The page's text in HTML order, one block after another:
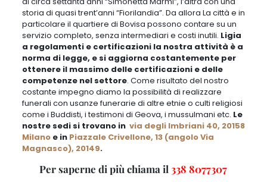
storia di quasi trent’anni “Fiorilandia”. Da allora La città e in
particolare il quartiere di Bovisa possono contare su un
servizio completo, senza intermediari e costi inutili. Ligia
a regolamenti e certificazioni la nostra attività è a
norma di legge, e si aggiorna costantemente per
ottenere il massimo delle certificazioni e delle
competenze nel settore. Come risultato del nostro
costante impegno diamo la possibilità di realizzare
funerali con usanze funerarie di altre etnie o culti religiosi
come i Buddisti, i testimoni di Geova, i mussulmani etc. Le
nostre sedi si trovano in via degli Imbriani 40, 20158
Milanoe in Piazzale Crivellone, 13 (angolo Via
Magnasco), 20149.
Per saperne di più chiama il 338 8077307